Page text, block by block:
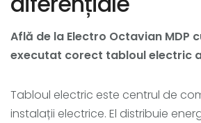
Află de la Electro Octavian MDP
executat corect tabloul electric
Tabloul electric este centrul de
instalații electrice. El distribuie